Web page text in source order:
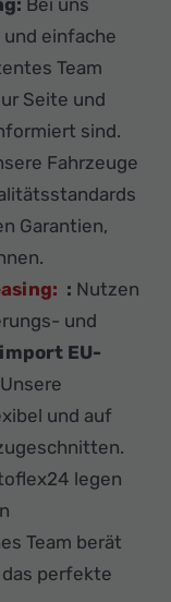
Bei uns
einfache
Team
Seite und
sind.
Fahrzeuge
Garantien,
: Nutzen
und
EU-
und auf
legen
Team berät
perfekte